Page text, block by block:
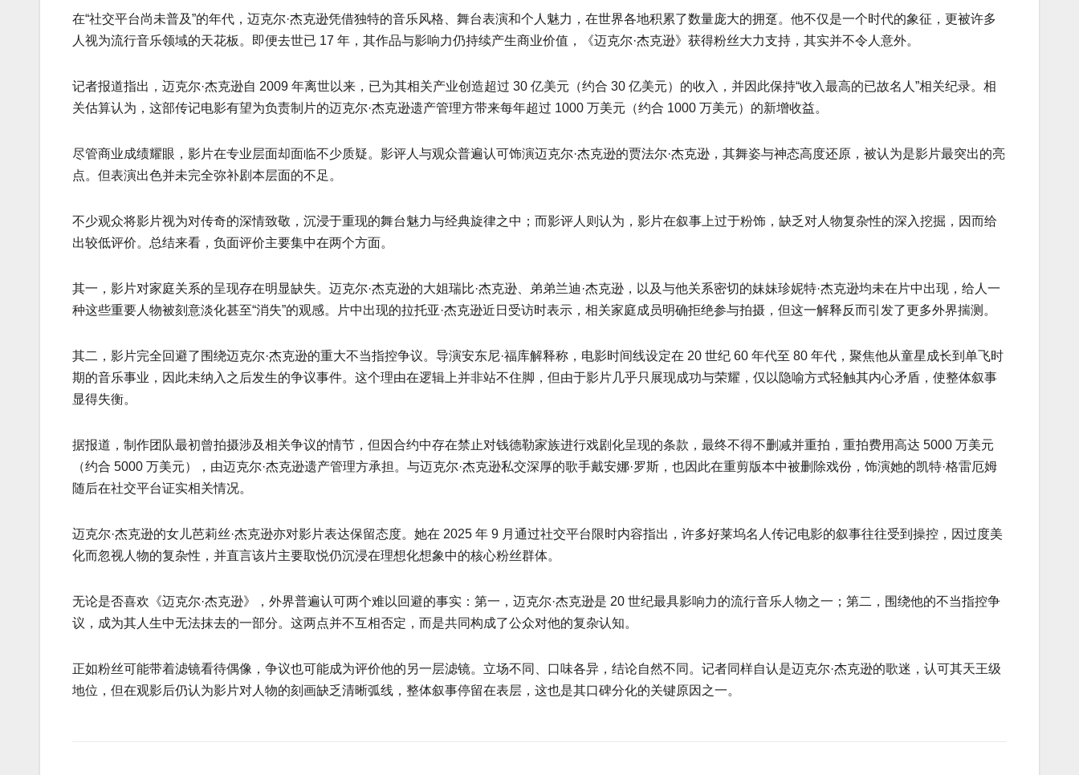
在“社交平台尚未普及”的年代，迈克尔·杰克逊凭借独特的音乐风格、舞台表演和个人魅力，在世界各地积累了数量庞大的拥趸。他不仅是一个时代的象征，更被许多
人视为流行音乐领域的天花板。即便去世已 17 年，其作品与影响力仍持续产生商业价值，《迈克尔·杰克逊》获得粉丝大力支持，其实并不令人意外。
记者报道指出，迈克尔·杰克逊自 2009 年离世以来，已为其相关产业创造超过 30 亿美元（约合 30 亿美元）的收入，并因此保持“收入最高的已故名人”相关纪录。相
关估算认为，这部传记电影有望为负责制片的迈克尔·杰克逊遗产管理方带来每年超过 1000 万美元（约合 1000 万美元）的新增收益。
尽管商业成绩耀眼，影片在专业层面却面临不少质疑。影评人与观众普遍认可饰演迈克尔·杰克逊的贾法尔·杰克逊，其舞姿与神态高度还原，被认为是影片最突出的亮
点。但表演出色并未完全弥补剧本层面的不足。
不少观众将影片视为对传奇的深情致敬，沉浸于重现的舞台魅力与经典旋律之中；而影评人则认为，影片在叙事上过于粉饰，缺乏对人物复杂性的深入挖掘，因而给
出较低评价。总结来看，负面评价主要集中在两个方面。
其一，影片对家庭关系的呈现存在明显缺失。迈克尔·杰克逊的大姐瑞比·杰克逊、弟弟兰迪·杰克逊，以及与他关系密切的妹妹珍妮特·杰克逊均未在片中出现，给人一
种这些重要人物被刻意淡化甚至“消失”的观感。片中出现的拉托亚·杰克逊近日受访时表示，相关家庭成员明确拒绝参与拍摄，但这一解释反而引发了更多外界揣测。
其二，影片完全回避了围绕迈克尔·杰克逊的重大不当指控争议。导演安东尼·福库解释称，电影时间线设定在 20 世纪 60 年代至 80 年代，聚焦他从童星成长到单飞时
期的音乐事业，因此未纳入之后发生的争议事件。这个理由在逻辑上并非站不住脚，但由于影片几乎只展现成功与荣耀，仅以隐喻方式轻触其内心矛盾，使整体叙事
显得失衡。
据报道，制作团队最初曾拍摄涉及相关争议的情节，但因合约中存在禁止对钱德勒家族进行戏剧化呈现的条款，最终不得不删减并重拍，重拍费用高达 5000 万美元
（约合 5000 万美元），由迈克尔·杰克逊遗产管理方承担。与迈克尔·杰克逊私交深厚的歌手戴安娜·罗斯，也因此在重剪版本中被删除戏份，饰演她的凯特·格雷厄姆
随后在社交平台证实相关情况。
迈克尔·杰克逊的女儿芭莉丝·杰克逊亦对影片表达保留态度。她在 2025 年 9 月通过社交平台限时内容指出，许多好莱坞名人传记电影的叙事往往受到操控，因过度美
化而忽视人物的复杂性，并直言该片主要取悦仍沉浸在理想化想象中的核心粉丝群体。
无论是否喜欢《迈克尔·杰克逊》，外界普遍认可两个难以回避的事实：第一，迈克尔·杰克逊是 20 世纪最具影响力的流行音乐人物之一；第二，围绕他的不当指控争
议，成为其人生中无法抹去的一部分。这两点并不互相否定，而是共同构成了公众对他的复杂认知。
正如粉丝可能带着滤镜看待偶像，争议也可能成为评价他的另一层滤镜。立场不同、口味各异，结论自然不同。记者同样自认是迈克尔·杰克逊的歌迷，认可其天王级
地位，但在观影后仍认为影片对人物的刻画缺乏清晰弧线，整体叙事停留在表层，这也是其口碑分化的关键原因之一。